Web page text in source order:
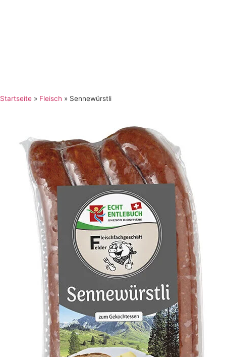
Startseite » Fleisch » Sennewürstli